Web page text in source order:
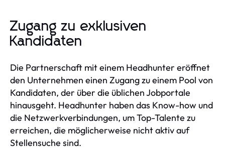
Zugang zu exklusiven
Kandidaten
Die Partnerschaft mit einem Headhunter eröffnet
den Unternehmen einen Zugang zu einem Pool von
Kandidaten, der über die üblichen Jobportale
hinausgeht. Headhunter haben das Know-how und
die Netzwerkverbindungen, um Top-Talente zu
erreichen, die möglicherweise nicht aktiv auf
Stellensuche sind.